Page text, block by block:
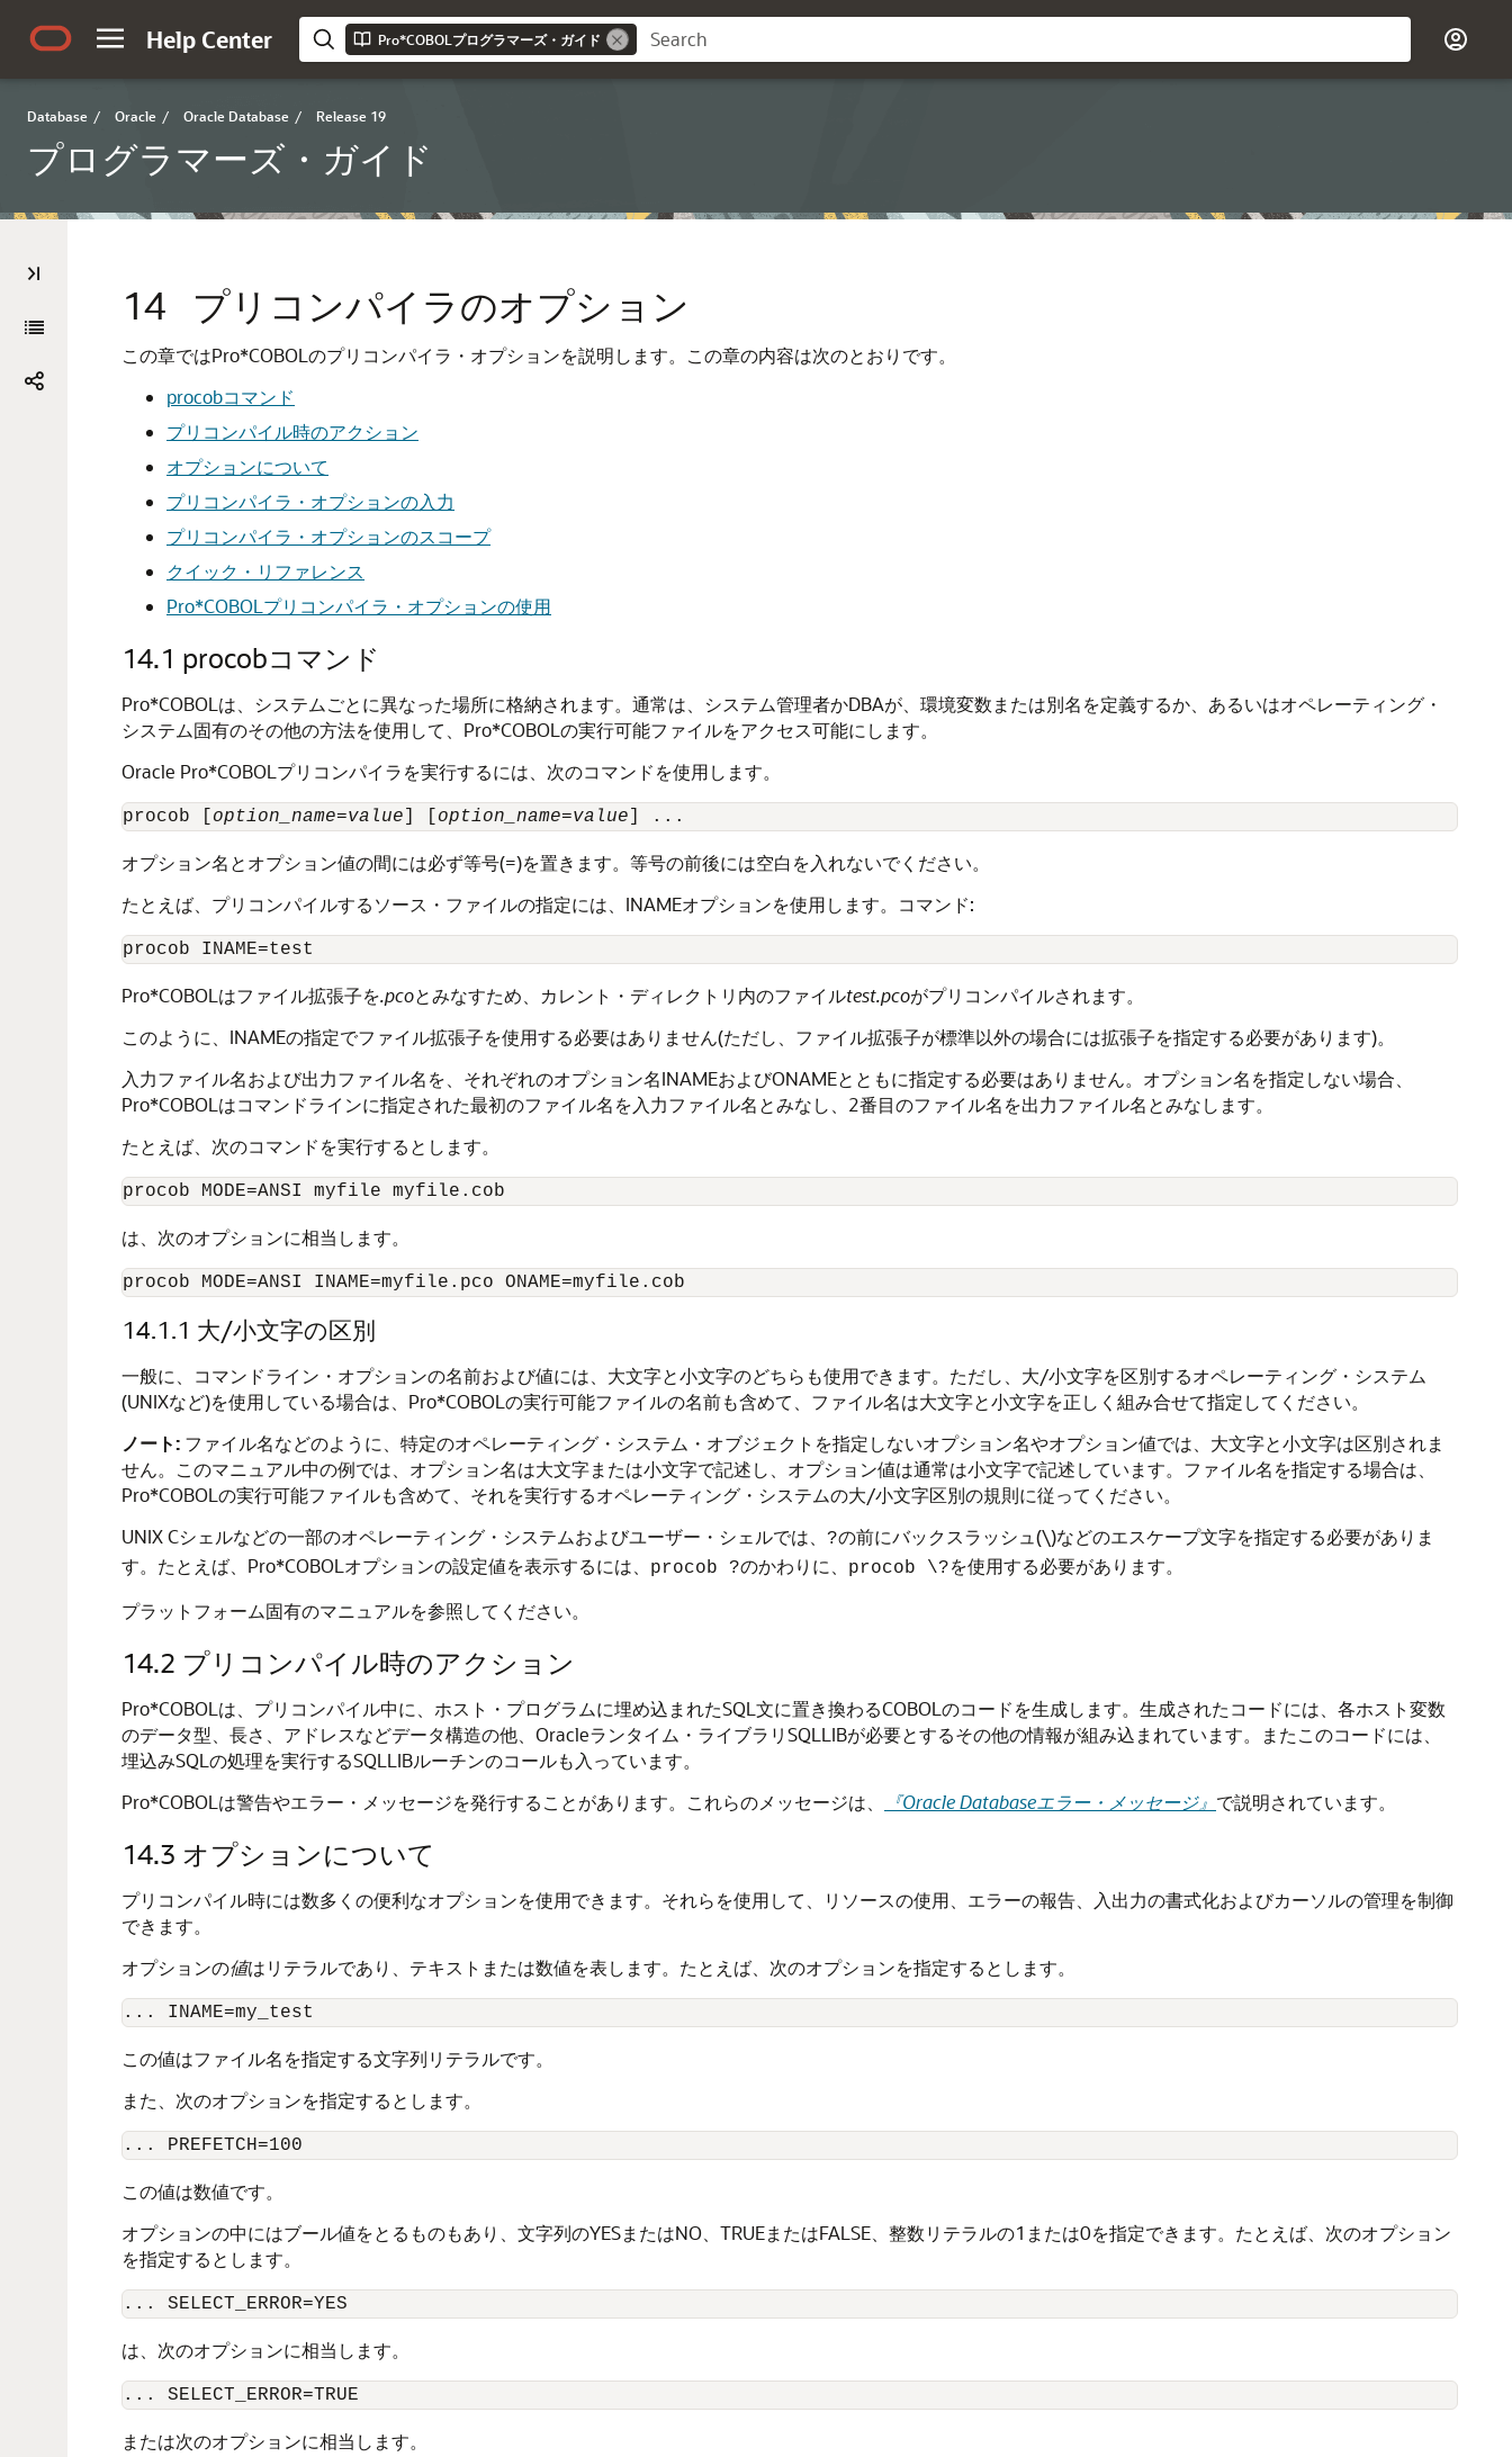
Help Center Pro*COBOLプログラマーズ・ガイド
Database / Oracle / Oracle Database / Release 19
プログラマーズ・ガイド
14 プリコンパイラのオプション
この章ではPro*COBOLのプリコンパイラ・オプションを説明します。この章の内容は次のとおりです。
procobコマンド
プリコンパイル時のアクション
オプションについて
プリコンパイラ・オプションの入力
プリコンパイラ・オプションのスコープ
クイック・リファレンス
Pro*COBOLプリコンパイラ・オプションの使用
14.1 procobコマンド
Pro*COBOLは、システムごとに異なった場所に格納されます。通常は、システム管理者かDBAが、環境変数または別名を定義するか、あるいはオペレーティング・
システム固有のその他の方法を使用して、Pro*COBOLの実行可能ファイルをアクセス可能にします。
Oracle Pro*COBOLプリコンパイラを実行するには、次のコマンドを使用します。
procob [ option_name=value option_name=value
オプション名とオプション値の間には必ず等号(=)を置きます。等号の前後には空白を入れないでください。
たとえば、プリコンパイルするソース・ファイルの指定には、INAMEオプションを使用します。コマンド:
Pro*COBOLはファイル拡張子を.pcoとみなすため、カレント・ディレクトリ内のファイルtest.pcoがプリコンパイルされます。
このように、INAMEの指定でファイル拡張子を使用する必要はありません(ただし、ファイル拡張子が標準以外の場合には拡張子を指定する必要があります)。
入力ファイル名および出力ファイル名を、それぞれのオプション名INAMEおよびONAMEとともに指定する必要はありません。オプション名を指定しない場合、
Pro*COBOLはコマンドラインに指定された最初のファイル名を入力ファイル名とみなし、2番目のファイル名を出力ファイル名とみなします。
たとえば、次のコマンドを実行するとします。
は、次のオプションに相当します。
14.1.1 大/小文字の区別
一般に、コマンドライン・オプションの名前および値には、大文字と小文字のどちらも使用できます。ただし、大/小文字を区別するオペレーティング・システム
(UNIXなど)を使用している場合は、Pro*COBOLの実行可能ファイルの名前も含めて、ファイル名は大文字と小文字を正しく組み合せて指定してください。
ノート: ファイル名などのように、特定のオペレーティング・システム・オブジェクトを指定しないオプション名やオプション値では、大文字と小文字は区別されま
せん。このマニュアル中の例では、オプション名は大文字または小文字で記述し、オプション値は通常は小文字で記述しています。ファイル名を指定する場合は、
Pro*COBOLの実行可能ファイルも含めて、それを実行するオペレーティング・システムの大/小文字区別の規則に従ってください。
UNIX Cシェルなどの一部のオペレーティング・システムおよびユーザー・シェルでは、 ?の前にバックスラッシュ(\)などのエスケープ文字を指定する必要がありま
す。たとえば、Pro*COBOLオプションの設定値を表示するには、
procob ?のかわりに、 procob \?を使用する必要があります。
プラットフォーム固有のマニュアルを参照してください。
14.2 プリコンパイル時のアクション
Pro*COBOLは、プリコンパイル中に、ホスト・プログラムに埋め込まれたSQL文に置き換わるCOBOLのコードを生成します。生成されたコードには、各ホスト変数
のデータ型、長さ、アドレスなどデータ構造の他、Oracleランタイム・ライブラリSQLLIBが必要とするその他の情報が組み込まれています。またこのコードには、
埋込みSQLの処理を実行するSQLLIBルーチンのコールも入っています。
Pro*COBOLは警告やエラー・メッセージを発行することがあります。これらのメッセージは、
『Oracle Databaseエラー・メッセージ』 で説明されています。
14.3 オプションについて
プリコンパイル時には数多くの便利なオプションを使用できます。それらを使用して、リソースの使用、エラーの報告、入出力の書式化およびカーソルの管理を制御
できます。
オプションの値はリテラルであり、テキストまたは数値を表します。たとえば、次のオプションを指定するとします。
この値はファイル名を指定する文字列リテラルです。
また、次のオプションを指定するとします。
この値は数値です。
オプションの中にはブール値をとるものもあり、文字列のYESまたはNO、TRUEまたはFALSE、整数リテラルの1または0を指定できます。たとえば、次のオプション
を指定するとします。
は、次のオプションに相当します。
または次のオプションに相当します。